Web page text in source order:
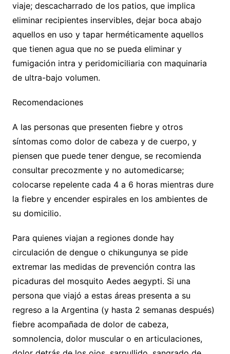
viaje; descacharrado de los patios, que implica
eliminar recipientes inservibles, dejar boca abajo
aquellos en uso y tapar herméticamente aquellos
que tienen agua que no se pueda eliminar y
fumigación intra y peridomiciliaria con maquinaria
de ultra-bajo volumen.
Recomendaciones
A las personas que presenten fiebre y otros
síntomas como dolor de cabeza y de cuerpo, y
piensen que puede tener dengue, se recomienda
consultar precozmente y no automedicarse;
colocarse repelente cada 4 a 6 horas mientras dure
la fiebre y encender espirales en los ambientes de
su domicilio.
Para quienes viajan a regiones donde hay
circulación de dengue o chikungunya se pide
extremar las medidas de prevención contra las
picaduras del mosquito Aedes aegypti. Si una
persona que viajó a estas áreas presenta a su
regreso a la Argentina (y hasta 2 semanas después)
fiebre acompañada de dolor de cabeza,
somnolencia, dolor muscular o en articulaciones,